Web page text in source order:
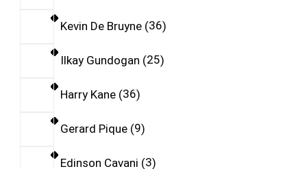
Kevin De Bruyne 36
Ilkay Gundogan 25
Harry Kane 36
Gerard Pique 9
Edinson Cavani 3